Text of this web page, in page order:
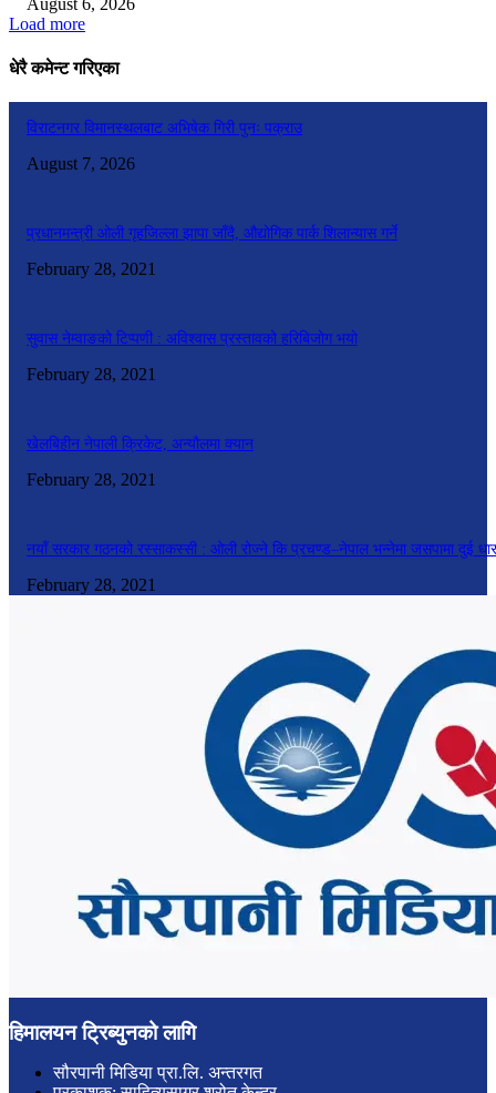
August 6, 2026
Load more
धेरै कमेन्ट गरिएका
विराटनगर विमानस्थलबाट अभिषेक गिरी पुनः पक्राउ
August 7, 2026
प्रधानमन्त्री ओली गृहजिल्ला झापा जाँदै, औद्योगिक पार्क शिलान्यास गर्ने
February 28, 2021
सुवास नेम्वाङको टिप्पणी : अविश्वास प्रस्तावको हरिबिजोग भयो
February 28, 2021
खेलबिहीन नेपाली क्रिकेट, अन्यौलमा क्यान
February 28, 2021
नयाँ सरकार गठनको रस्साकस्सी : ओली रोज्ने कि प्रचण्ड–नेपाल भन्नेमा जसपामा दुई धार
February 28, 2021
हिमालयन ट्रिब्युनको लागि
सौरपानी मिडिया प्रा.लि. अन्तरगत